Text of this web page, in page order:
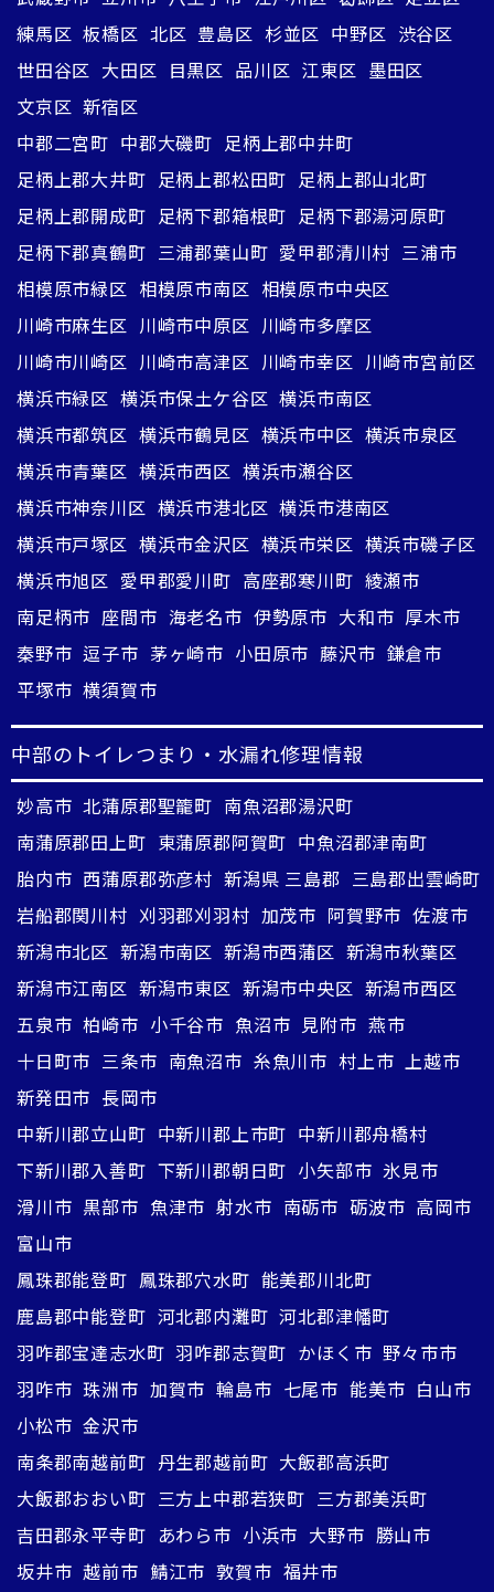
練馬区 板橋区 北区 豊島区 杉並区 中野区 渋谷区
世田谷区 大田区 目黒区 品川区 江東区 墨田区
文京区 新宿区
中郡二宮町 中郡大磯町 足柄上郡中井町
足柄上郡大井町 足柄上郡松田町 足柄上郡山北町
足柄上郡開成町 足柄下郡箱根町 足柄下郡湯河原町
足柄下郡真鶴町 三浦郡葉山町 愛甲郡清川村 三浦市
相模原市緑区 相模原市南区 相模原市中央区
川崎市麻生区 川崎市中原区 川崎市多摩区
川崎市川崎区 川崎市高津区 川崎市幸区 川崎市宮前区
横浜市緑区 横浜市保土ケ谷区 横浜市南区
横浜市都筑区 横浜市鶴見区 横浜市中区 横浜市泉区
横浜市青葉区 横浜市西区 横浜市瀬谷区
横浜市神奈川区 横浜市港北区 横浜市港南区
横浜市戸塚区 横浜市金沢区 横浜市栄区 横浜市磯子区
横浜市旭区 愛甲郡愛川町 高座郡寒川町 綾瀬市
南足柄市 座間市 海老名市 伊勢原市 大和市 厚木市
秦野市 逗子市 茅ヶ崎市 小田原市 藤沢市 鎌倉市
平塚市 横須賀市
中部のトイレつまり・水漏れ修理情報
妙高市 北蒲原郡聖籠町 南魚沼郡湯沢町
南蒲原郡田上町 東蒲原郡阿賀町 中魚沼郡津南町
胎内市 西蒲原郡弥彦村 新潟県 三島郡 三島郡出雲崎町
岩船郡関川村 刈羽郡刈羽村 加茂市 阿賀野市 佐渡市
新潟市北区 新潟市南区 新潟市西蒲区 新潟市秋葉区
新潟市江南区 新潟市東区 新潟市中央区 新潟市西区
五泉市 柏崎市 小千谷市 魚沼市 見附市 燕市
十日町市 三条市 南魚沼市 糸魚川市 村上市 上越市
新発田市 長岡市
中新川郡立山町 中新川郡上市町 中新川郡舟橋村
下新川郡入善町 下新川郡朝日町 小矢部市 氷見市
滑川市 黒部市 魚津市 射水市 南砺市 砺波市 高岡市
富山市
鳳珠郡能登町 鳳珠郡穴水町 能美郡川北町
鹿島郡中能登町 河北郡内灘町 河北郡津幡町
羽咋郡宝達志水町 羽咋郡志賀町 かほく市 野々市市
羽咋市 珠洲市 加賀市 輪島市 七尾市 能美市 白山市
小松市 金沢市
南条郡南越前町 丹生郡越前町 大飯郡高浜町
大飯郡おおい町 三方上中郡若狭町 三方郡美浜町
吉田郡永平寺町 あわら市 小浜市 大野市 勝山市
坂井市 越前市 鯖江市 敦賀市 福井市